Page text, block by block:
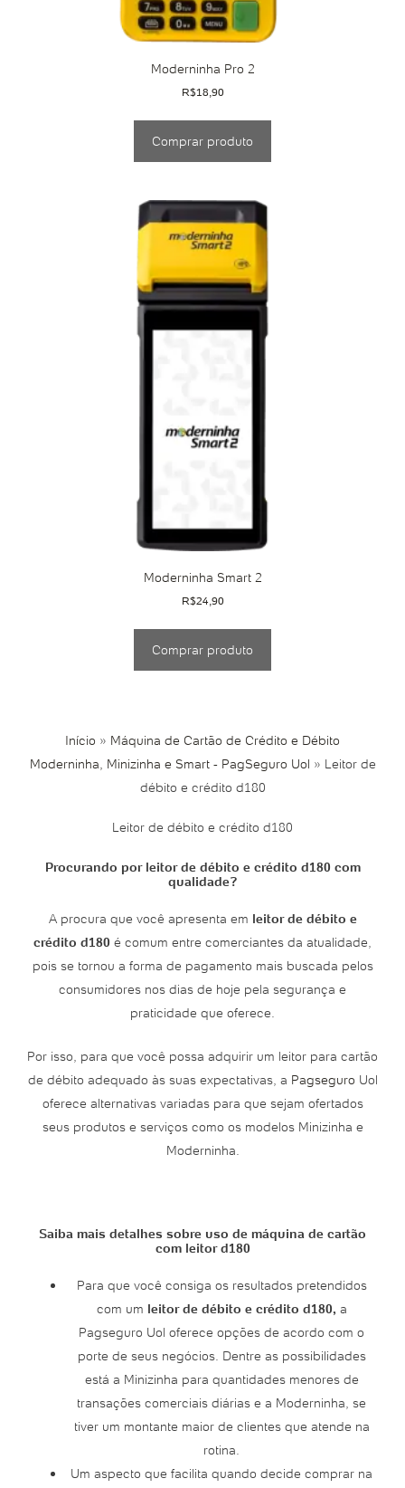
Moderninha Pro 2
R$18,90
Comprar produto
Moderninha Smart 2
R$24,90
Comprar produto
Início » Máquina de Cartão de Crédito e Débito
Moderninha, Minizinha e Smart - PagSeguro Uol » Leitor de
débito e crédito d180
Leitor de débito e crédito d180
Procurando por leitor de débito e crédito d180 com
qualidade?
A procura que você apresenta em leitor de débito e
crédito d180 é comum entre comerciantes da atualidade,
pois se tornou a forma de pagamento mais buscada pelos
consumidores nos dias de hoje pela segurança e
praticidade que oferece.
Por isso, para que você possa adquirir um leitor para cartão
de débito adequado às suas expectativas, a Pagseguro Uol
oferece alternativas variadas para que sejam ofertados
seus produtos e serviços como os modelos Minizinha e
Moderninha.
Saiba mais detalhes sobre uso de máquina de cartão
com leitor d180
Para que você consiga os resultados pretendidos
com um leitor de débito e crédito d180, a
Pagseguro Uol oferece opções de acordo com o
porte de seus negócios. Dentre as possibilidades
está a Minizinha para quantidades menores de
transações comerciais diárias e a Moderninha, se
tiver um montante maior de clientes que atende na
rotina.
Um aspecto que facilita quando decide comprar na